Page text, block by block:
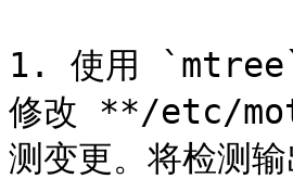
1. 使用
修改 **/etc/
测变更。将检测